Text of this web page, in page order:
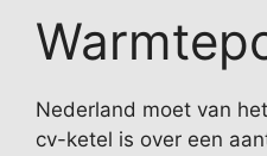
Nederland moet van
cv-ketel is over een